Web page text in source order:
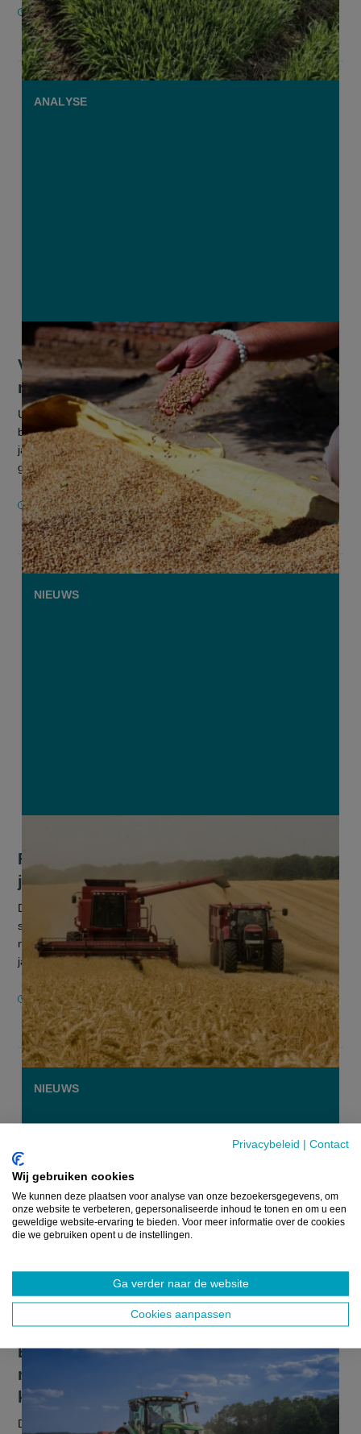
Privacybeleid | Contact
Wij gebruiken cookies
We kunnen deze plaatsen voor analyse van onze bezoekersgegevens, om
onze website te verbeteren, gepersonaliseerde inhoud te tonen en om u een
geweldige website-ervaring te bieden. Voor meer informatie over de cookies
die we gebruiken opent u de instellingen.
Ga verder naar de website
Cookies aanpassen
12 FEBRUARI 2026
Vlaamse boeren oogsten 50 procent
meer tarwe dan vorig jaar
Uit de voorlopige oogstraming door statistiekbureau Statbel
blijkt dat er ruim 50 procent meer tarwe geoogst is dan vorig
jaar. De goede opbrengsten leveren echter niet meteen meer
geld op....
14 NOVEMBER 2025
ANALYSE
Fegra noteert goede graanoogst na
jaren tegenslag
De graanboeren trekken voor één keer niet het kortste
strootje. Fegra, de federatie van de Belgische graanhandel,
noteert in 2025 een aanzienlijk betere oogst dan de voorbije
jaren. Na een z...
8 SEPTEMBER 2025
NIEUWS
Europese landbouw houdt stand te
midden van geopolitieke en
klimaatschokken
De Europese landbouwmarkten tonen zich veerkrachtig.
NIEUWS